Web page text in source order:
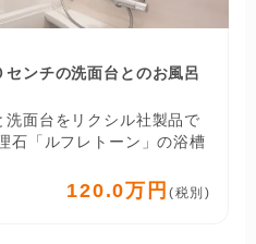
ンチの洗面台とのお風呂
面台をリクシル社製品で
石「ルフレトーン」の浴槽
120.0万円 (税別)